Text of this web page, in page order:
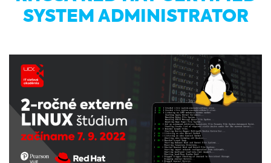
SYSTEM ADMINISTRATOR